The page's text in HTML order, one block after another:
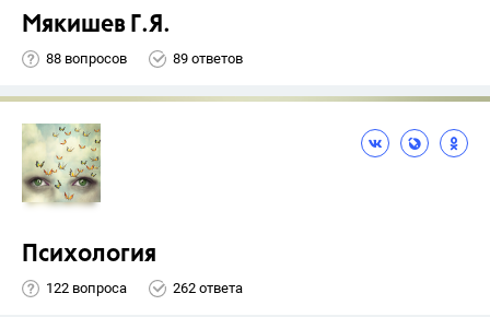
Мякишев Г.Я.
88 вопросов 89 ответов
Психология
122 вопроса 262 ответа